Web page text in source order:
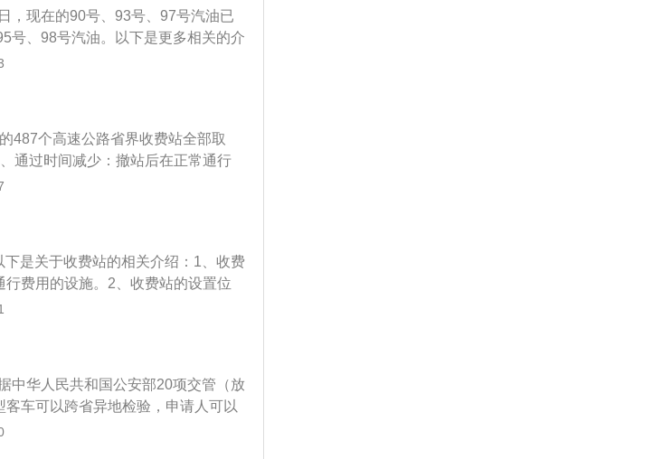
素。经常处于大负荷、大扭矩、低
），容易产生爆震，应选用较高辛
当降低汽油的标号。经验表明，海
国特点的车型，一般都是可以使用
一般来说，汽油标号越高，辛烷值
烷，8%的正庚烷；而95号汽油富
的车辆错加高标号汽油不会有损伤，
动力变差；建议高标号的车辆使用
太多，汽油燃点降低后在压缩冲程
塞没有在点火之前爆燃，上升的冲程
常不稳定，如果是无感爆震只是噪
显爆震感则说明发动机的工况已经
，现在的90号、93号、97号汽油已
号、98号汽油。以下是更多相关的介
，主要是出于对环境的保护。而实
合：油品升级后，旧车加新油可能
么新的油品出来后，加新的95号
487个高速公路省界收费站全部取
通过时间减少：撤站后在正常通行
秒减少为2秒，货车通过省界时间
计重收费改为按车轴数收费。3、
速公路省界收费站，是关系人民群
会效益。取消高速公路省界收费站以
运输体系运转效率，缓解拥堵、改
效。
是关于收费站的相关介绍：1、收费
费用的设施。2、收费站的设置位
上,也称为路障式，多用于主线收费
上的车辆进、出主线的收费。
中华人民共和国公安部20项交管（放
车可以跨省异地检验，申请人可以
领检验合格标志，无需办理委托检